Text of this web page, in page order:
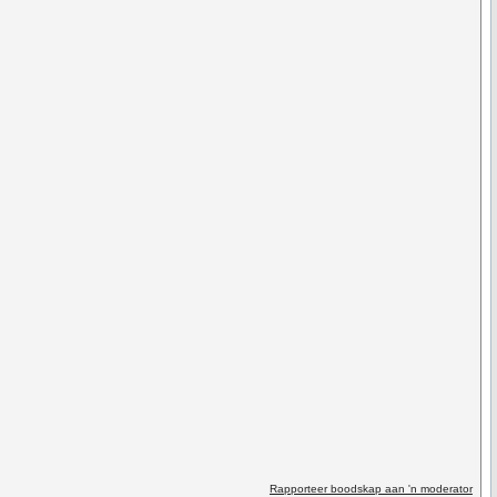
Rapporteer boodskap aan 'n moderator